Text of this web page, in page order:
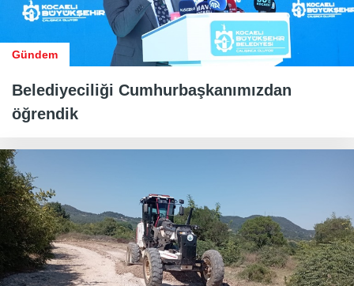
Gündem
Belediyeciliği Cumhurbaşkanımızdan
öğrendik